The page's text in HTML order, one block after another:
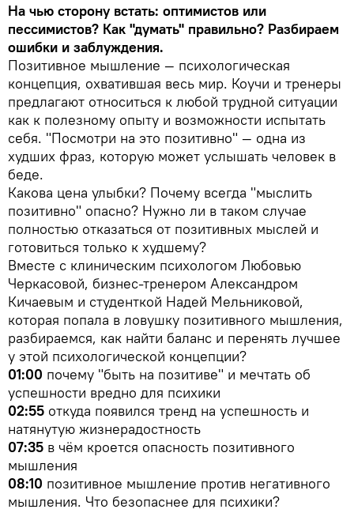
На чью сторону встать: оптимистов или
пессимистов? Как "думать" правильно? Разбираем
ошибки и заблуждения.
Позитивное мышление — психологическая
концепция, охватившая весь мир. Коучи и тренеры
предлагают относиться к любой трудной ситуации
как к полезному опыту и возможности испытать
себя. "Посмотри на это позитивно" — одна из
худших фраз, которую может услышать человек в
беде.
Какова цена улыбки? Почему всегда "мыслить
позитивно" опасно? Нужно ли в таком случае
полностью отказаться от позитивных мыслей и
готовиться только к худшему?
Вместе с клиническим психологом Любовью
Черкасовой, бизнес-тренером Александром
Кичаевым и студенткой Надей Мельниковой,
которая попала в ловушку позитивного мышления,
разбираемся, как найти баланс и перенять лучшее
у этой психологической концепции?
01:00 почему "быть на позитиве" и мечтать об
успешности вредно для психики
02:55 откуда появился тренд на успешность и
натянутую жизнерадостность
07:35 в чём кроется опасность позитивного
мышления
08:10 позитивное мышление против негативного
мышления. Что безопаснее для психики?